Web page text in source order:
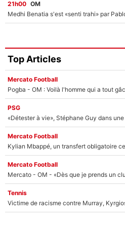
21h00 OM
Top Articles
Mercato Football
Pogba - OM : Voilà l'homme qui a tout
PSG
«Détester à vie», Stéphane Guy dans
Mercato Football
Kylian Mbappé, un transfert obligatoire
Mercato Football
Tennis